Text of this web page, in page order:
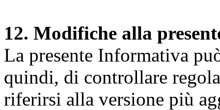
12. Modifiche alla
La presente Informativa
quindi, di controllare
riferirsi alla versione più